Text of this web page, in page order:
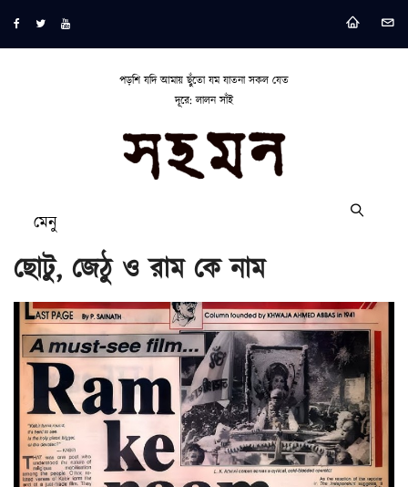
পড়শি যদি আমায় ছুঁতো যম যাতনা সকল যেত
দূরে: লালন সাঁই
মেনু
ছোটু, জেঠু ও রাম কে নাম